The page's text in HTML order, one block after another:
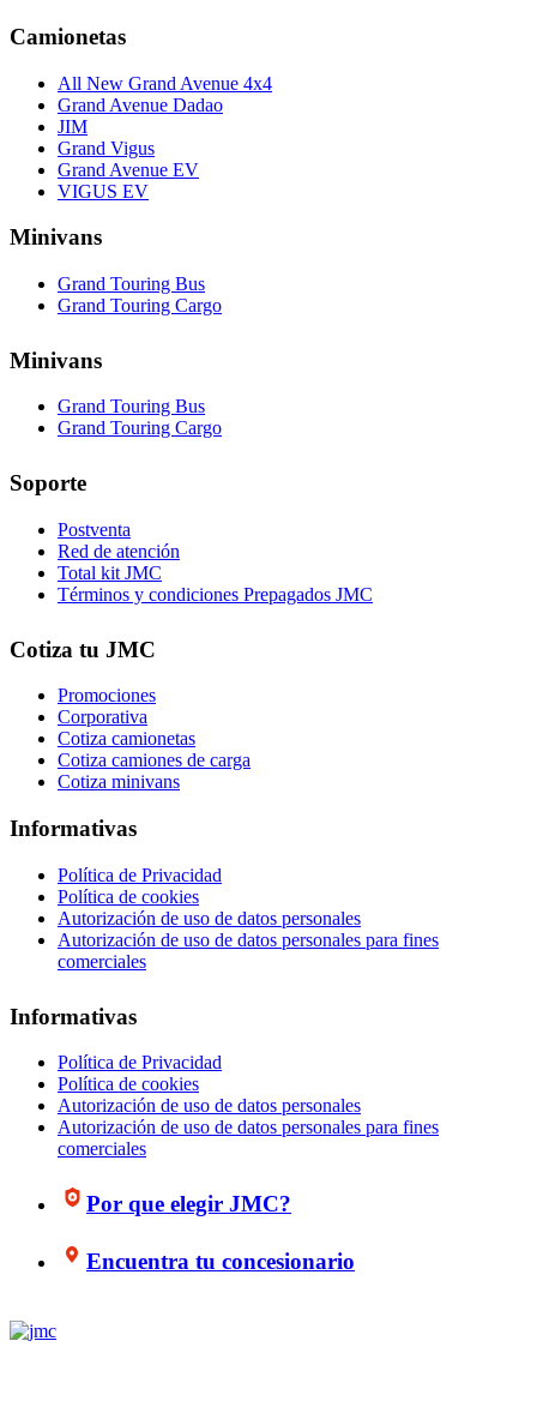
Camionetas
All New Grand Avenue 4x4
Grand Avenue Dadao
JIM
Grand Vigus
Grand Avenue EV
VIGUS EV
Minivans
Grand Touring Bus
Grand Touring Cargo
Minivans
Grand Touring Bus
Grand Touring Cargo
Soporte
Postventa
Red de atención
Total kit JMC
Términos y condiciones Prepagados JMC
Cotiza tu JMC
Promociones
Corporativa
Cotiza camionetas
Cotiza camiones de carga
Cotiza minivans
Informativas
Política de Privacidad
Política de cookies
Autorización de uso de datos personales
Autorización de uso de datos personales para fines
comerciales
Informativas
Política de Privacidad
Política de cookies
Autorización de uso de datos personales
Autorización de uso de datos personales para fines
comerciales
Por que elegir JMC?
Encuentra tu concesionario